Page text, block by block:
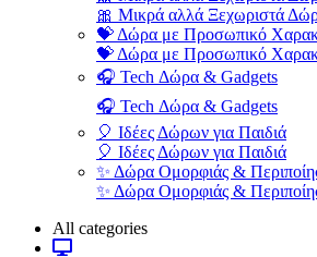
🎀 Μικρά αλλά Ξεχωριστά
💝 Δώρα με Προσωπικό
💝 Δώρα με Προσωπικό
🎧 Tech Δώρα & Gadgets
🎧 Tech Δώρα & Gadgets
🎈 Ιδέες Δώρων για Παιδιά
🎈 Ιδέες Δώρων για Παιδιά
✨ Δώρα Ομορφιάς &
✨ Δώρα Ομορφιάς &
All categories